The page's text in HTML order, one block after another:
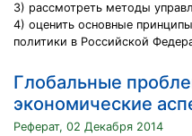
3) рассмотреть методы
4) оценить основные
политики в Российской
Глобальные
экономические
Реферат, 02 Декабря 2014